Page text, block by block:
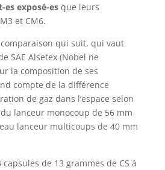
es exposé-esque leurs
et CM6.
comparaison qui suit, qui vaut
SAE Alsetex (Nobel ne
la composition de ses
compte de la différence
de gaz dans l’espace selon
lanceur monocoup de 56 mm
lanceur multicoups de 40 mm
de 13 grammes de CS à